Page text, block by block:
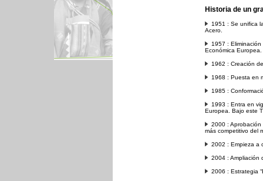
Historia de un
1951 : Se unifica
Acero.
1957 :
Económica Europea.
1962 : Creación
1968 : Puesta en
1985 :
1993 : Entra en
Europea. Bajo este
2000 :
más competitivo del
2002 : Empieza a
2004 : Ampliación
2006 : Estrategia